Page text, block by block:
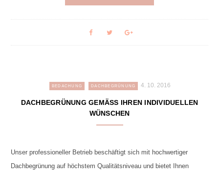
BEDACHUNG DACHBEGRÜNUNG 4. 10. 2016
DACHBEGRÜNUNG GEMÄSS IHREN INDIVIDUELLEN W
ÜNSCHEN
Unser professioneller Betrieb beschäftigt sich mit hochwertiger
Dachbegrünung auf höchstem Qualitätsniveau und bietet Ihnen